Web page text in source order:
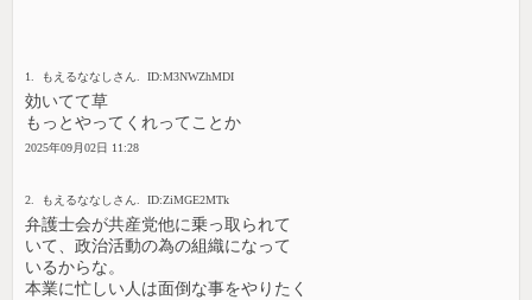
1. もえるななしさん. ID:M3NWZhMDI
効いてて草
もっとやってくれってことか
2025年09月02日 11:28
2. もえるななしさん. ID:ZiMGE2MTk
弁護士会が共産党他に乗っ取られて
いて、政治活動の為の組織になって
いるからな。
本業に忙しい人は面倒な事をやりたく